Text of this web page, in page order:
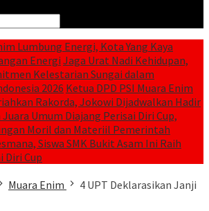
Lumbung Energi, Kota Yang Kaya
Energi Jaga Urat Nadi Kehidupan,
Kelestarian Sungai dalam
2026 Ketua DPD PSI Muara Enim
Rakorda, Jokowi Dijadwalkan Hadir
Umum Diajang Perisai Diri Cup,
Moril dan Materiil Pemerintah
Siswa SMK Bukit Asam Ini Raih
Diri Cup
Muara Enim
4 UPT Deklarasikan Janji